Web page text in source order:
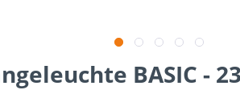
BASIC -